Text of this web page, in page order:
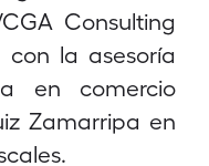
Consulting
con la asesoría
en comercio
Zamarripa en